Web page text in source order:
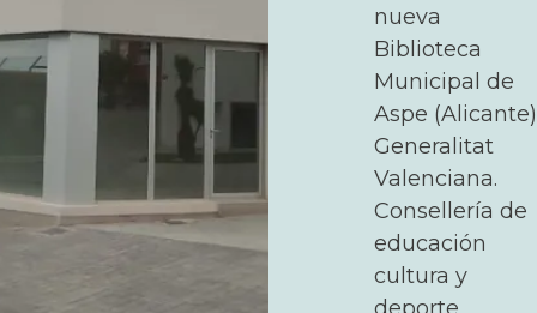
nueva
Biblioteca
Municipal de
Aspe
Generalitat
Valenciana.
Consellería de
educación
cultura y